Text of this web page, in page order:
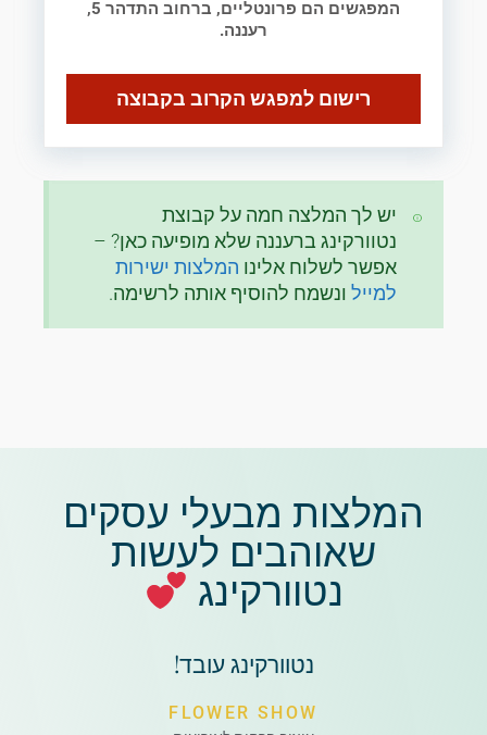
המפגשים הם פרונטליים, ברחוב התדהר 5,
רעננה.
רישום למפגש הקרוב בקבוצה
יש לך המלצה חמה על קבוצת
נטוורקינג ברעננה שלא מופיעה כאן? –
אפשר לשלוח אלינו המלצות ישירות
למיילונשמח להוסיף אותה לרשימה.
המלצות מבעלי עסקים
שאוהבים לעשות
נטוורקינג
נטוורקינג עובד!
FLOWER SHOW